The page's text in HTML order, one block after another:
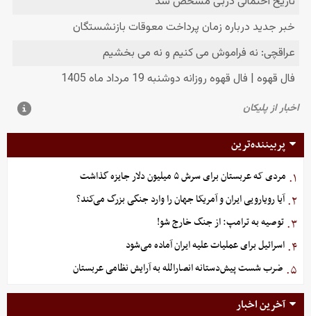
پربیننده‌ترین
۱. مردی که عربستان برای سرش ۵ میلیون دلار جایزه گذاشت
۲. آیا رویارویی ایران و آمریکا جهان را وارد جنگی بزرگ می‌کند؟
۳. توصیه به ترامپ: از جنگ خارج شو!
۴. اسرائیل برای عملیات علیه ایران آماده می‌شود
۵. ضرب شست پیش‌دستانه انصارالله به آرایش نظامی عربستان
آخرین اخبار